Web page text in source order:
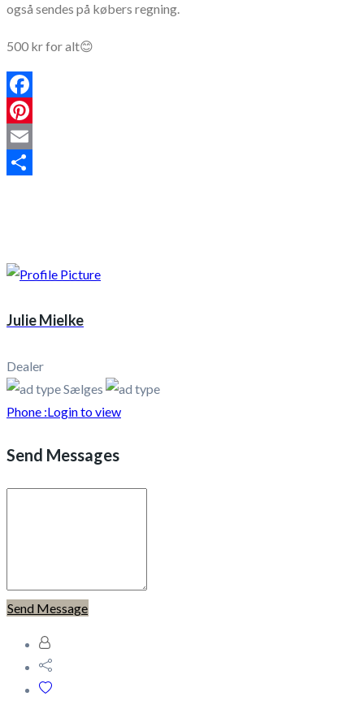
også sendes på købers regning.
500 kr for alt😊
Facebook
Pinterest
Email
Julie Mielke
Dealer
Sælges
Phone :Login to view
Send Messages
Send Message